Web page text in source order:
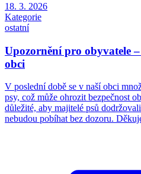
18. 3. 2026
Kategorie
ostatní
Upozornění pro obyvatele
obci
V poslední době se v naší obci
psy, což může ohrozit bezpečnost
důležité, aby majitelé psů
nebudou pobíhat bez dozoru.